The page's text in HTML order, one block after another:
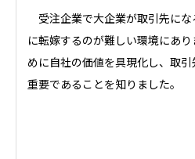
受注企業で大企業が取引先に
に転嫁するのが難しい環境にあ
めに自社の価値を具現化し、取
重要であることを知りました。